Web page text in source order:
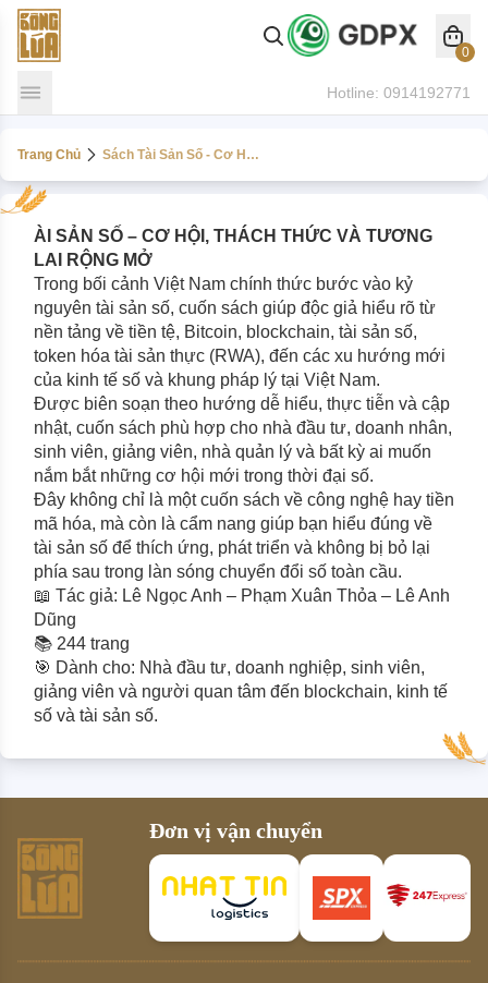
0
Hotline: 0914192771
Trang Chủ Sách Tài Sản Số - Cơ Hội Thách Thức Và Tương Lai Rộng Mở
ÀI SẢN SỐ – CƠ HỘI, THÁCH THỨC VÀ TƯƠNG
LAI RỘNG MỞ
Trong bối cảnh Việt Nam chính thức bước vào kỷ
nguyên tài sản số, cuốn sách giúp độc giả hiểu rõ từ
nền tảng về tiền tệ, Bitcoin, blockchain, tài sản số,
token hóa tài sản thực (RWA), đến các xu hướng mới
của kinh tế số và khung pháp lý tại Việt Nam.
Được biên soạn theo hướng dễ hiểu, thực tiễn và cập
nhật, cuốn sách phù hợp cho nhà đầu tư, doanh nhân,
sinh viên, giảng viên, nhà quản lý và bất kỳ ai muốn
nắm bắt những cơ hội mới trong thời đại số.
Đây không chỉ là một cuốn sách về công nghệ hay tiền
mã hóa, mà còn là cẩm nang giúp bạn hiểu đúng về
tài sản số để thích ứng, phát triển và không bị bỏ lại
phía sau trong làn sóng chuyển đổi số toàn cầu.
📖 Tác giả: Lê Ngọc Anh – Phạm Xuân Thỏa – Lê Anh
Dũng
📚 244 trang
🎯 Dành cho: Nhà đầu tư, doanh nghiệp, sinh viên,
giảng viên và người quan tâm đến blockchain, kinh tế
số và tài sản số.
Đơn vị vận chuyển